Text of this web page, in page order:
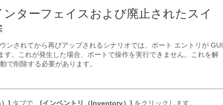
ターフェイスおよび廃止されたスイ
ンされてから再びアップされるシナリオでは、ポート エントリが GUI
す。これが発生した場合、ポートで操作を実行できません。これを解
で削除する必要があります。
] タブで、 [インベントリ（Inventory）] をクリックします。